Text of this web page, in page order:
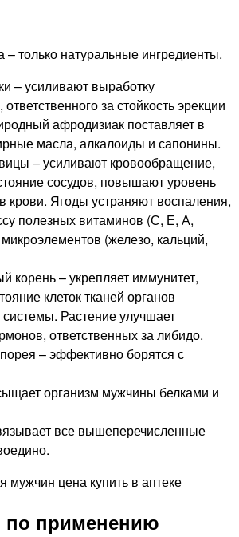
– только натуральные ингредиенты.
– усиливают выработку
ответственного за стойкость эрекции
афродизиак поставляет в
масла, алкалоиды и сапонины.
– усиливают кровообращение,
сосудов, повышают уровень
крови. Ягоды устраняют воспаления,
полезных витаминов (С, Е, А,
(железо, кальций,
корень – укрепляет иммунитет,
клеток тканей органов
Растение улучшает
ответственных за либидо.
– эффективно борятся с
организм мужчины белками и
все вышеперечисленные
по применению